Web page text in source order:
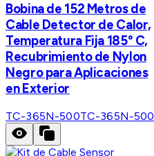
Bobina de 152 Metros de
Cable Detector de Calor,
Temperatura Fija 185° C,
Recubrimiento de Nylon
Negro para Aplicaciones
en Exterior
TC-365N-500TC-365N-500